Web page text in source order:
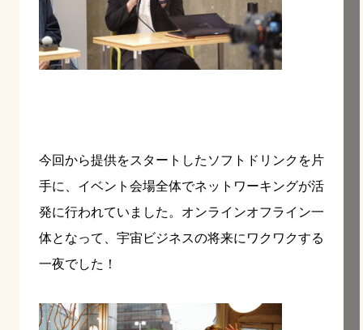
今回から提供をスタートしたソフトドリンクを片
手に、イベント会場全体でネットワーキングが活
発に行われていました。オンラインオフライン一
体となって、宇宙ビジネスの将来にワクワクする
一夜でした！